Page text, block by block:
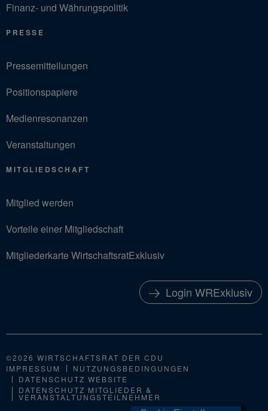
Finanz- und Währungspolitik
PRESSE
Pressemitteilungen
Positionspapiere
Medienresonanzen
Veranstaltungen
MITGLIEDSCHAFT
Mitglied werden
Vorteile einer Mitgliedschaft
Mitgliederkarte WirtschaftsratExklusiv
Login WRExklusiv
©2026 WIRTSCHAFTSRAT DER CDU
IMPRESSUM
NUTZUNGSBEDINGUNGEN
DATENSCHUTZ WEBSITE
DATENSCHUTZ MITGLIEDER &
VERANSTALTUNGSTEILNEHMER